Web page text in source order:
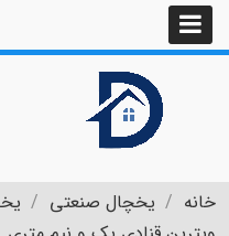
خانه یخچال صنعتی